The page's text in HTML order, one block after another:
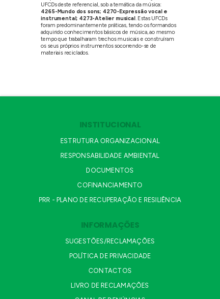
UFCDs deste referencial, sob a temática da música:
4265-Mundo dos sons; 4270-Expressão vocal e
instrumental; 4273-Atelier musical . Estas UFCDs
foram predominantemente práticas, tendo os formandos
adquirido conhecimentos básicos de música, ao mesmo
tempo que trabalharam trechos musicais e construíram
os seus próprios instrumentos socorrendo-se de
materiais reciclados.
INSTITUCIONAL
ESTRUTURA ORGANIZACIONAL
RESPONSABILIDADE AMBIENTAL
DOCUMENTOS
COFINANCIAMENTO
PRR - PLANO DE RECUPERAÇÃO E RESILIÊNCIA
INFORMAÇÕES
SUGESTÕES/RECLAMAÇÕES
POLÍTICA DE PRIVACIDADE
CONTACTOS
LIVRO DE RECLAMAÇÕES